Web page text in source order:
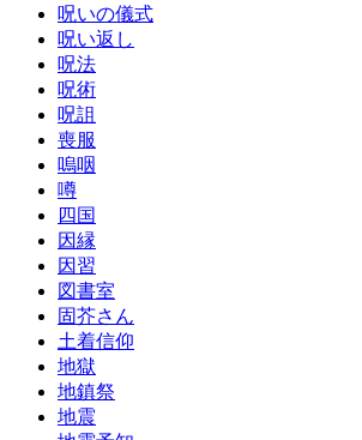
呪いの儀式
呪い返し
呪法
呪術
呪詛
喪服
嗚咽
噂
四国
因縁
因習
図書室
固芥さん
土着信仰
地獄
地鎮祭
地震